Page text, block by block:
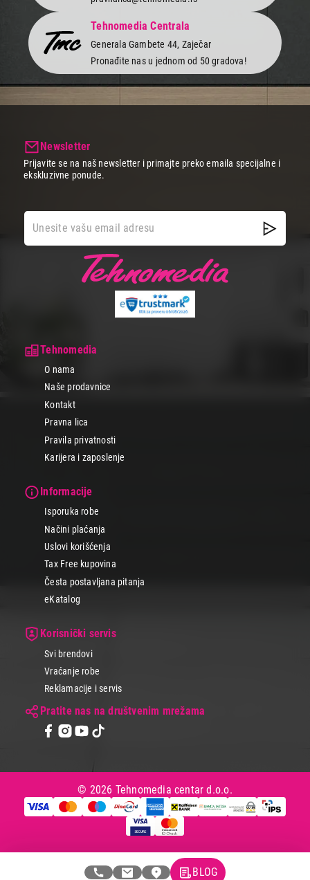
Tehnomedia Centrala
Generala Gambete 44, Zaječar
Pronađite nas u jednom od 50 gradova!
Tehnomedia
O nama
Naše prodavnice
Kontakt
Pravna lica
Pravila privatnosti
Karijera i zaposlenje
Informacije
Isporuka robe
Načini plaćanja
Uslovi korišćenja
Tax Free kupovina
Česta postavljana pitanja
eKatalog
Korisnički servis
Svi brendovi
Vraćanje robe
Reklamacije i servis
Pratite nas na društvenim mrežama
Newsletter
Prijavite se na naš newsletter i primajte preko emaila specijalne i
ekskluzivne ponude.
© 2026 Tehnomedia centar d.o.o.
BLOG